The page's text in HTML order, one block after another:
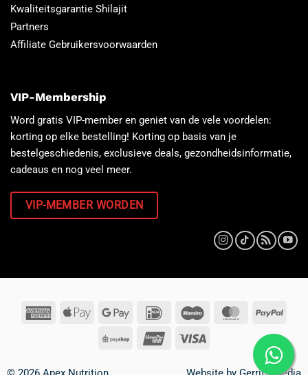
Kwaliteitsgarantie Shilajit
Partners
Affiliate Gebruikersvoorwaarden
VIP-Membership
Word gratis VIP-member en geniet van de vele voordelen:
korting op elke bestelling! Korting op basis van je
bestelgeschiedenis, exclusieve deals, gezondheidsinformatie,
cadeaus en nog veel meer.
VIP-MEMBER WORDEN